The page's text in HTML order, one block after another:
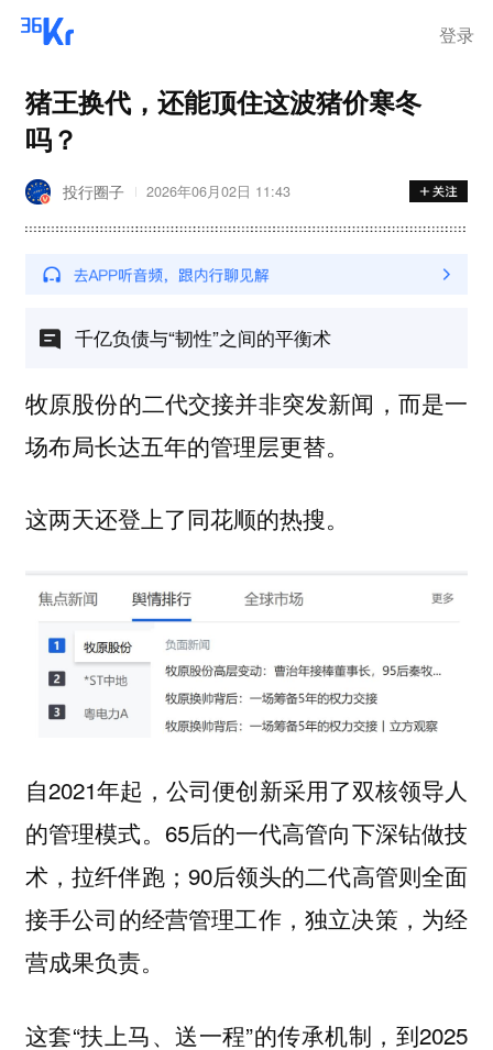
登录
猪王换代，还能顶住这波猪价寒冬
吗？
投行圈子 2026年06月02日 11:43
千亿负债与“韧性”之间的平衡术
牧原股份的二代交接并非突发新闻，而是一
场布局长达五年的管理层更替。
这两天还登上了同花顺的热搜。
自2021年起，公司便创新采用了双核领导人
的管理模式。65后的一代高管向下深钻做技
术，拉纤伴跑；90后领头的二代高管则全面
接手公司的经营管理工作，独立决策，为经
营成果负责。
这套“扶上马、送一程”的传承机制，到2025